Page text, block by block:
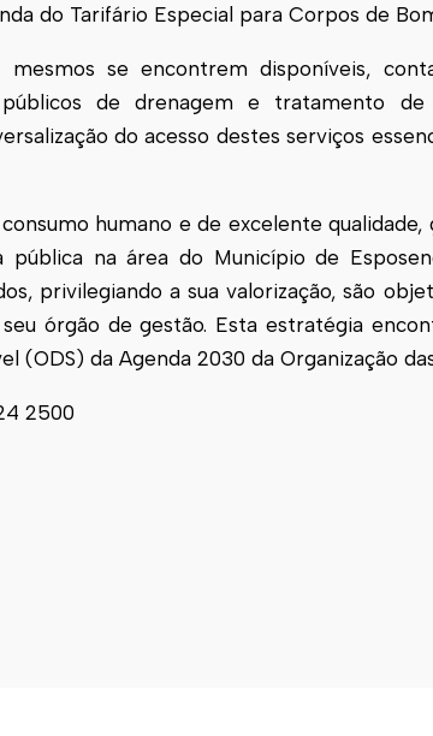
do Tarifário Especial para Corpos de
se encontrem disponíveis,
de drenagem e tratamento de
do acesso destes serviços
humano e de excelente
pública na área do Município de
privilegiando a sua valorização, são
órgão de gestão. Esta estratégia
da Agenda 2030 da Organização